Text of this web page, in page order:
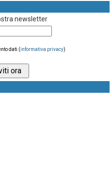
newsletter
dati (informativa privacy)